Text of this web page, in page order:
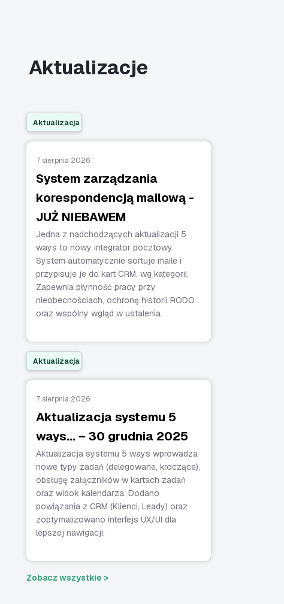
Aktualizacje
Aktualizacja
7 sierpnia 2026
System zarządzania
korespondencją mailową -
JUŻ NIEBAWEM
Jedna z nadchodzących aktualizacji 5
ways to nowy integrator pocztowy.
System automatycznie sortuje maile i
przypisuje je do kart CRM. wg kategorii.
Zapewnia płynność pracy przy
nieobecnościach, ochronę historii RODO
oraz wspólny wgląd w ustalenia.
Aktualizacja
7 sierpnia 2026
Aktualizacja systemu 5
ways… – 30 grudnia 2025
Aktualizacja systemu 5 ways wprowadza
nowe typy zadań (delegowane, kroczące),
obsługę załączników w kartach zadań
oraz widok kalendarza. Dodano
powiązania z CRM (Klienci, Leady) oraz
zoptymalizowano interfejs UX/UI dla
lepszej nawigacji.
Zobacz wszystkie >